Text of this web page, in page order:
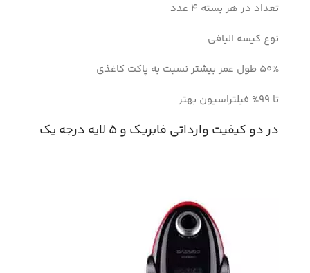
تعداد در هر بسته 4 عدد
نوع کیسه الیافی
50% طول عمر بیشتر نسبت به پاکت کاغذی
تا 99% فیلتراسیون بهتر
در دو کیفیت وارداتی فابریک و 5 لایه درجه یک